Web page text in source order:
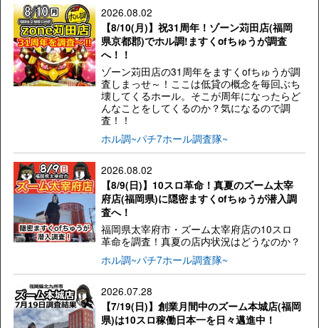
2026.08.02
【8/10(月)】祝31周年！ゾーン苅田店(福岡
県京都郡)でホル調!ますくofちゅうが調査
へ！！
ゾーン苅田店の31周年をますくofちゅうが調
査しまっせ～！ここは低貸の概念を毎回ぶち
壊してくるホール。そこが周年になったらど
んなことをしてくるのか？気になるので調
査！！
ホル調~パチ7ホール調査隊~
2026.08.02
【8/9(日)】10スロ革命！真夏のズーム太宰
府店(福岡県)に隠密ますくofちゅうが潜入調
査へ！
福岡県太宰府市・ズーム太宰府店の10スロ
革命を調査！真夏の店内状況はどうなのか？
ホル調~パチ7ホール調査隊~
2026.07.28
【7/19(日)】創業月間中のズーム本城店(福岡
県)は10スロ稼働日本一を日々邁進中！